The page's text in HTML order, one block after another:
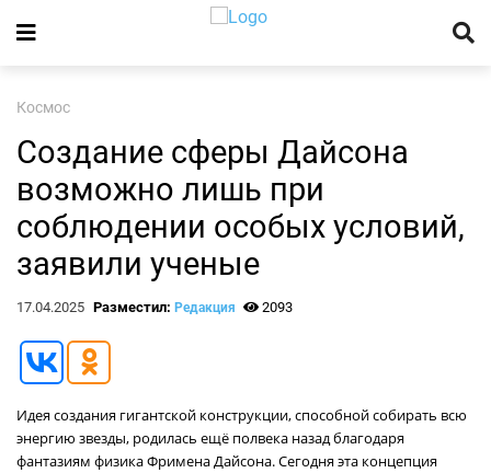
Космос
Создание сферы Дайсона
возможно лишь при
соблюдении особых условий,
заявили ученые
17.04.2025 Разместил: Редакция 2093
Идея создания гигантской конструкции, способной собирать всю
энергию звезды, родилась ещё полвека назад благодаря
фантазиям физика Фримена Дайсона. Сегодня эта концепция